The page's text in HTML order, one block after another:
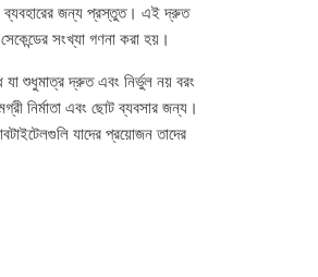
ব্যবহারের জন্য প্রস্তুত। এই দ্রুত
সংখ্যা গণনা করা হয়।
শুধুমাত্র দ্রুত এবং নির্ভুল নয় বরং
নির্মাতা এবং ছোট ব্যবসার জন্য।
যাদের প্রয়োজন তাদের